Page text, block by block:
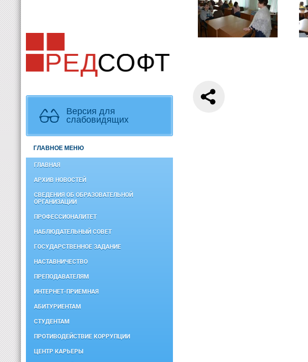
Версия для
слабовидящих
ГЛАВНОЕ МЕНЮ
ГЛАВНАЯ
АРХИВ НОВОСТЕЙ
СВЕДЕНИЯ ОБ ОБРАЗОВАТЕЛЬНОЙ
ОРГАНИЗАЦИИ
ПРОФЕССИОНАЛИТЕТ
НАБЛЮДАТЕЛЬНЫЙ СОВЕТ
ГОСУДАРСТВЕННОЕ ЗАДАНИЕ
НАСТАВНИЧЕСТВО
ПРЕПОДАВАТЕЛЯМ
ИНТЕРНЕТ-ПРИЕМНАЯ
АБИТУРИЕНТАМ
СТУДЕНТАМ
ПРОТИВОДЕЙСТВИЕ КОРРУПЦИИ
ЦЕНТР КАРЬЕРЫ